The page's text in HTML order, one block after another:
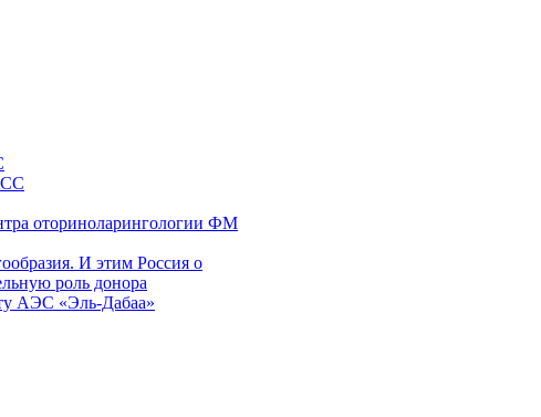
оториноларингологии ФМ
И этим Россия о
роль донора
АЭС «Эль-Дабаа»